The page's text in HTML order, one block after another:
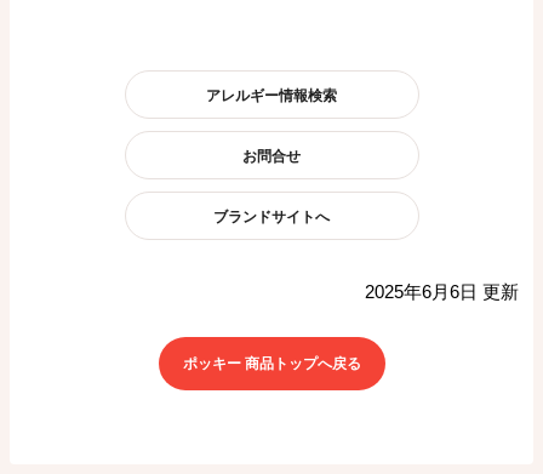
アレルギー情報検索
お問合せ
ブランドサイトへ
2025年6月6日 更新
ポッキー 商品トップへ戻る